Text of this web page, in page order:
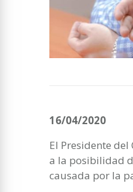
16/04/2020
El Presidente del
a la posibilidad
causada por la